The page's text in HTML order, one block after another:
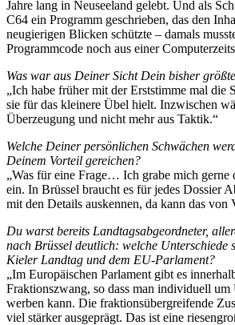
Jahre lang in Neuseeland gelebt. Und als
C64 ein Programm geschrieben, das den
neugierigen Blicken schützte – damals
Programmcode noch aus einer
Was war aus Deiner Sicht Dein bisher
„Ich habe früher mit der Erststimme mal die
sie für das kleinere Übel hielt. Inzwischen
Überzeugung und nicht mehr aus Taktik.“
Welche Deiner persönlichen Schwächen
Deinem Vorteil gereichen?
„Was für eine Frage… Ich grabe mich gerne
ein. In Brüssel braucht es für jedes Dossier
mit den Details auskennen, da kann das von
Du warst bereits Landtagsabgeordneter,
nach Brüssel deutlich: welche Unterschiede
Kieler Landtag und dem EU-Parlament?
„Im Europäischen Parlament gibt es
Fraktionszwang, so dass man individuell um
werben kann. Die fraktionsübergreifende
viel stärker ausgeprägt. Das ist eine